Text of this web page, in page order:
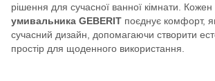
рішення для сучасної ванної кімнати. Кожен
умивальника GEBERIT поєднує комфорт,
сучасний дизайн, допомагаючи створити
простір для щоденного використання.